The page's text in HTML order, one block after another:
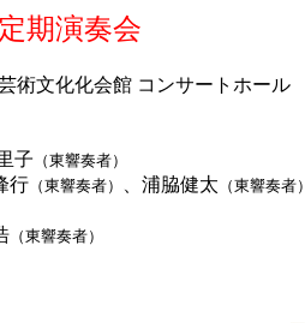
期演奏会
術文化化会館 コンサートホール
子 （東響奏者）
行 （東響奏者） 、浦脇健太 （東響奏者）
（東響奏者）